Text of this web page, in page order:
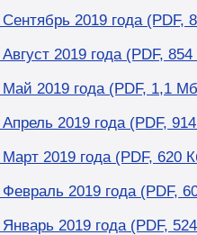
2019 года (PDF,
2019 года (PDF,
2019 года (PDF, 1,1
2019 года (PDF,
2019 года (PDF, 620
2019 года (PDF,
2019 года (PDF,